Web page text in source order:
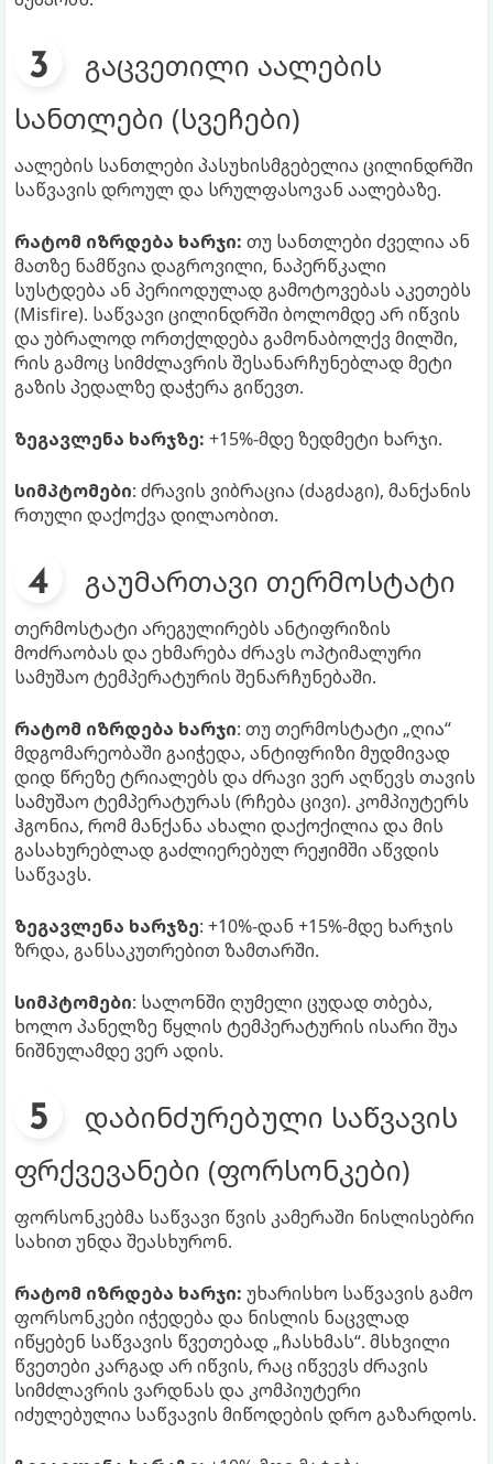
გაცვეთილი აალების
სანთლები (სვეჩები)
აალების სანთლები პასუხისმგებელია ცილინდრში
საწვავის დროულ და სრულფასოვან აალებაზე.
რატომ იზრდება ხარჯი: თუ სანთლები ძველია ან
მათზე ნამწვია დაგროვილი, ნაპერწკალი
სუსტდება ან პერიოდულად გამოტოვებას აკეთებს
(Misfire). საწვავი ცილინდრში ბოლომდე არ იწვის
და უბრალოდ ორთქლდება გამონაბოლქვ მილში,
რის გამოც სიმძლავრის შესანარჩუნებლად მეტი
გაზის პედალზე დაჭერა გიწევთ.
ზეგავლენა ხარჯზე: +15%-მდე ზედმეტი ხარჯი.
სიმპტომები: ძრავის ვიბრაცია (ძაგძაგი), მანქანის
რთული დაქოქვა დილაობით.
გაუმართავი თერმოსტატი
თერმოსტატი არეგულირებს ანტიფრიზის
მოძრაობას და ეხმარება ძრავს ოპტიმალური
სამუშაო ტემპერატურის შენარჩუნებაში.
რატომ იზრდება ხარჯი: თუ თერმოსტატი „ღია“
მდგომარეობაში გაიჭედა, ანტიფრიზი მუდმივად
დიდ წრეზე ტრიალებს და ძრავი ვერ აღწევს თავის
სამუშაო ტემპერატურას (რჩება ცივი). კომპიუტერს
ჰგონია, რომ მანქანა ახალი დაქოქილია და მის
გასახურებლად გაძლიერებულ რეჟიმში აწვდის
საწვავს.
ზეგავლენა ხარჯზე: +10%-დან +15%-მდე ხარჯის
ზრდა, განსაკუთრებით ზამთარში.
სიმპტომები: სალონში ღუმელი ცუდად თბება,
ხოლო პანელზე წყლის ტემპერატურის ისარი შუა
ნიშნულამდე ვერ ადის.
დაბინძურებული საწვავის
ფრქვევანები (ფორსონკები)
ფორსონკებმა საწვავი წვის კამერაში ნისლისებრი
სახით უნდა შეასხურონ.
რატომ იზრდება ხარჯი: უხარისხო საწვავის გამო
ფორსონკები იჭედება და ნისლის ნაცვლად
იწყებენ საწვავის წვეთებად „ჩასხმას“. მსხვილი
წვეთები კარგად არ იწვის, რაც იწვევს ძრავის
სიმძლავრის ვარდნას და კომპიუტერი
იძულებულია საწვავის მიწოდების დრო გაზარდოს.